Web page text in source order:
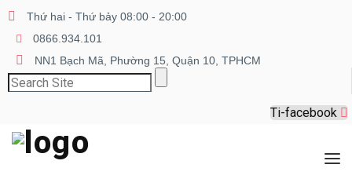
Thứ hai - Thứ bảy 08:00 - 20:00
0866.934.101
NN1 Bạch Mã, Phường 15, Quận 10, TPHCM
Ti-facebook
Tag Archives: Đau
Cổ Gáy
Home Posts tagged "đau cổ gáy"